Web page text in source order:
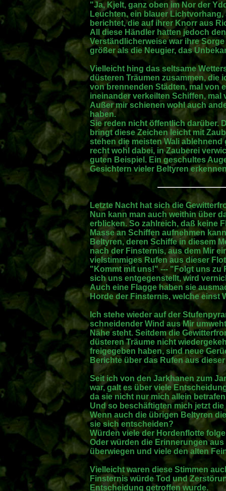
"Ja, Kjelt, ganz oben im Nor der
Leuchten, ein blauer
berichtet, die auf ihrer Knorr aus
All diese Händler hatten jedoch
Verständlicherweise war ihre
größer als die Neugier, das
Vielleicht hing das seltsame
düsteren Träumen zusammen, die
von brennenden Städten, mal von
ineinander verkeilten Schiffen, mal
Außer mir schienen wohl auch
haben.
Sie reden nicht öffentlich darüber.
bringt diese Zeichen leicht mit
stehen die meisten Wali
recht wohl dabei, in Zauberei
guten Beispiel. Ein geschultes
Gesichtern vieler Beltyren
Letzte Nacht hat sich die
Nun kann man auch weithin über
erblicken. So zahlreich, daß keine
Masse an Schiffen aufnehmen
Beltyren, deren Schiffe in diesem
nach der Finsternis, aus dem Mir
vielstimmiges Rufen aus dieser
"Kommt mit uns!" --- "Folgt uns zu
sich uns entgegenstellt, wird
Auch eine Flagge haben sie
Horde der Finsternis, welche einst
Ich stehe wieder auf der
schneidender Wind aus Mir
Nähe steht. Seitdem die
düsteren Träume nicht
freigegeben haben, sind neue
Berichte über das Rufen aus
Seit ich von den Jarkhanen zum
war, galt es über viele
da sie nicht nur mich allein
Und so beschäftigten mich jetzt
Wenn auch die übrigen Beltyren
sie sich entscheiden?
Würden viele der Hordenflotte
Oder würden die Erinnerungen aus
überwiegen und viele den alten
Vielleicht waren diese Stimmen
Finsternis würde Tod und
Entscheidung getroffen wurde.